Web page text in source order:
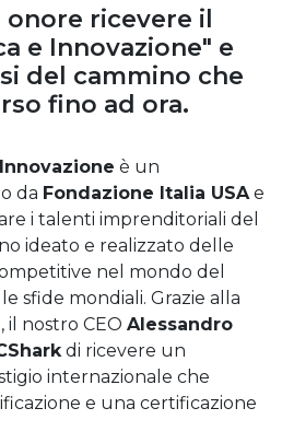
ricevere il
e Innovazione" e
del cammino che
fino ad ora.
è un
da Fondazione Italia USAe
i talenti imprenditoriali del
ideato e realizzato delle
nel mondo del
sfide mondiali. Grazie alla
il nostro CEO Alessandro
di ricevere un
internazionale che
e una certificazione